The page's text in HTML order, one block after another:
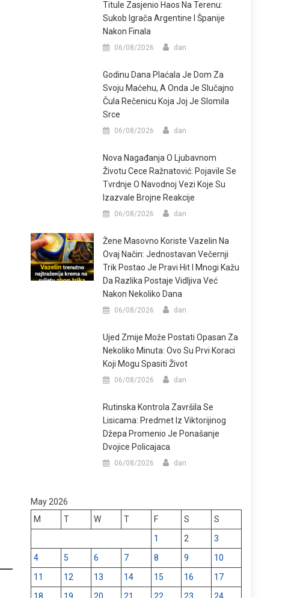
Titule Zasjenio Haos Na Terenu:
Sukob Igrača Argentine I Španije
Nakon Finala
06/08/2026 dan
Godinu Dana Plaćala Je Dom Za
Svoju Maćehu, A Onda Je Slučajno
Čula Rečenicu Koja Joj Je Slomila
Srce
06/08/2026 dan
Nova Nagađanja O Ljubavnom
Životu Cece Ražnatović: Pojavile Se
Tvrdnje O Navodnoj Vezi Koje Su
Izazvale Brojne Reakcije
06/08/2026 dan
Žene Masovno Koriste Vazelin Na
Ovaj Način: Jednostavan Večernji
Trik Postao Je Pravi Hit I Mnogi Kažu
Da Razlika Postaje Vidljiva Već
Nakon Nekoliko Dana
06/08/2026 dan
Ujed Zmije Može Postati Opasan Za
Nekoliko Minuta: Ovo Su Prvi Koraci
Koji Mogu Spasiti Život
06/08/2026 dan
Rutinska Kontrola Završila Se
Lisicama: Predmet Iz Viktorijinog
Džepa Promenio Je Ponašanje
Dvojice Policajaca
06/08/2026 dan
May 2026
M
T W T F S
S
1
2
3
4
5 6 7 8 9
10
11
12 13 14 15 16
17